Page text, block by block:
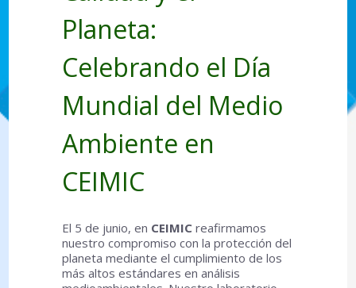
Planeta:
Celebrando el Día
Mundial del Medio
Ambiente en
CEIMIC
El 5 de junio, en CEIMIC reafirmamos
nuestro compromiso con la protección del
planeta mediante el cumplimiento de los
más altos estándares en análisis